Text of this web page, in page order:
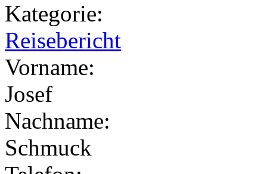
Kategorie:
Reisebericht
Vorname:
Josef
Nachname:
Schmuck